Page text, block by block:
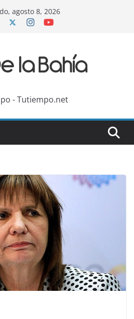
agosto 8, 2026
- Tutiempo.net